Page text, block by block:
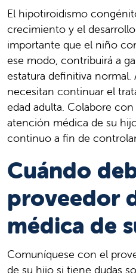
El hipotiroidismo
crecimiento y el
importante que el niño
ese modo, contribuirá a
estatura definitiva
necesitan continuar el
edad adulta. Colabore
atención médica de su
continuo a fin de
Cuándo
proveedor
médica de
Comuníquese con el
de su hijo si tiene dudas